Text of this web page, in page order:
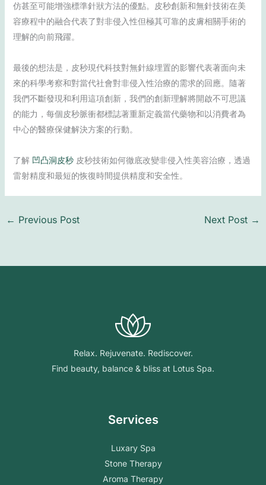
仿甚至可能增強標準針狀方法的優點。皮秒創新和無針技術在美
容療程中的融合代表了對非侵入性但極其可靠的皮膚相關手術的
理解的向前飛躍。
最後的想法是，皮秒現代科技對無針線埋置的影響代表著面向未
來的科學考察和對當代社會對非侵入性治療的需求的回應。隨著
我們不斷發現和利用這項創新，我們的創新理解將開啟不可思議
的能力，每個皮秒脈衝都標誌著重新定義當代藥物和以消費者為
中心的醫療保健解決方案的行動。
了解 凹凸洞皮秒皮秒技術如何徹底改變非侵入性美容治療，透過
雷射精度和最短的恢復時間提供精度和安全性。
← Previous Post Next Post →
Relax. Rejuvenate. Rediscover.
Find beauty, balance & bliss at Lotus Spa.
Services
Luxary Spa
Stone Therapy
Aroma Therapy